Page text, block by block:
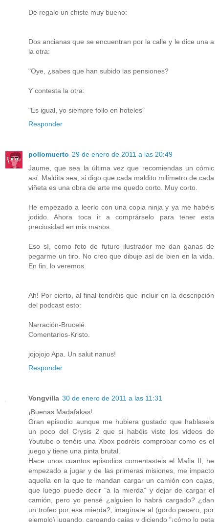
De regalo un chiste muy bueno:
Dos ancianas que se encuentran por la calle y le dice una a
la otra:
"Oye, ¿sabes que han subido las pensiones?
Y contesta la otra:
"Es igual, yo siempre follo en hoteles"
Responder
pollomuerto 29 de enero de 2011 a las 20:49
Jaume, que sea la última vez que recomiendas un cómic
así. Maldita sea, si digo que cada maldito milímetro de cada
viñeta es una obra de arte me quedo corto. Muy corto.
He empezado a leerlo con una copia ninja y ya me habéis
jodido. Ahora toca ir a comprárselo para tener esta
preciosidad en mis manos.
Eso sí, como feto de futuro ilustrador me dan ganas de
pegarme un tiro. No creo que dibuje así de bien en la vida.
En fin, lo veremos.
Ah! Por cierto, al final tendréis que incluir en la descripción
del podcast esto:
Narración-Brucelé.
Comentarios-Kristo.
jojojojo Apa. Un salut nanus!
Responder
Vongvilla 30 de enero de 2011 a las 11:31
¡Buenas Madafakas!
Gran episodio aunque me hubiera gustado que hablaseis
un poco del Crysis 2 que si habéis visto los videos de
Youtube o tenéis una Xbox podréis comprobar como es el
juego y tiene una pinta brutal.
Hace unos cuantos episodios comentasteis el Mafia II, he
empezado a jugar y de las primeras misiones, me impacto
aquella en la que te mandan cargar un camión con cajas,
que luego puede decir "a la mierda" y dejar de cargar el
camión, pero yo pensé ¿alguien lo habrá cargado? ¿dan
un trofeo por esa mierda?, imagínate al (gordo pecero, por
ejemplo) jugando, cargando cajas y diciendo "¡cómo lo peta